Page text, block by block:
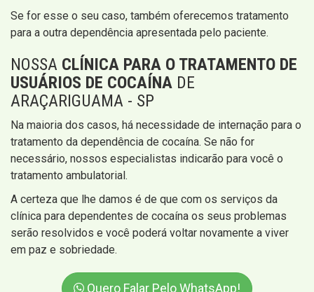
Se for esse o seu caso, também oferecemos tratamento
para a outra dependência apresentada pelo paciente.
NOSSA CLÍNICA PARA O TRATAMENTO DE
USUÁRIOS DE COCAÍNA DE
ARAÇARIGUAMA - SP
Na maioria dos casos, há necessidade de internação para o
tratamento da dependência de cocaína. Se não for
necessário, nossos especialistas indicarão para você o
tratamento ambulatorial.
A certeza que lhe damos é de que com os serviços da
clínica para dependentes de cocaína os seus problemas
serão resolvidos e você poderá voltar novamente a viver
em paz e sobriedade.
Quero Falar Pelo WhatsApp!